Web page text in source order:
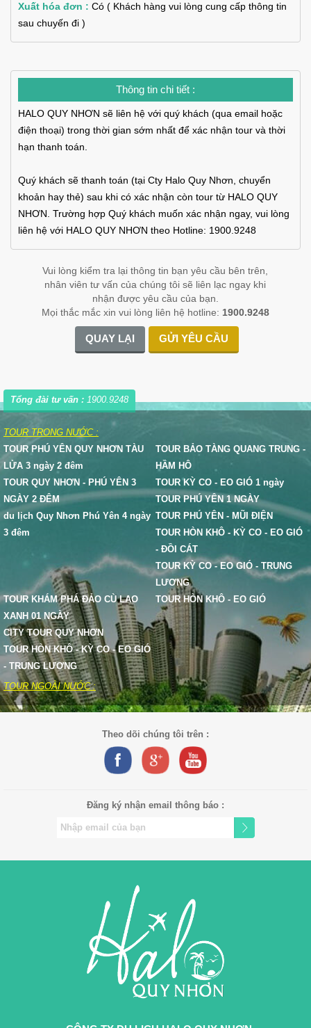
Xuất hóa đơn : Có ( Khách hàng vui lòng cung cấp thông tin
sau chuyến đi )
Thông tin chi tiết :
HALO QUY NHƠN sẽ liên hệ với quý khách (qua email hoặc
điện thoại) trong thời gian sớm nhất để xác nhận tour và thời
hạn thanh toán.
Quý khách sẽ thanh toán (tại Cty Halo Quy Nhơn, chuyển
khoản hay thẻ) sau khi có xác nhận còn tour từ HALO QUY
NHƠN. Trường hợp Quý khách muốn xác nhận ngay, vui lòng
liên hệ với HALO QUY NHƠN theo Hotline: 1900.9248
Vui lòng kiểm tra lại thông tin bạn yêu cầu bên trên,
nhân viên tư vấn của chúng tôi sẽ liên lạc ngay khi
nhận được yêu cầu của bạn.
Mọi thắc mắc xin vui lòng liên hệ hotline: 1900.9248
QUAY LẠI GỬI YÊU CẦU
Tổng đài tư vấn : 1900.9248
TOUR TRONG NƯỚC :
TOUR PHÚ YÊN QUY NHƠN TÀU
LỬA 3 ngày 2 đêm
TOUR QUY NHƠN - PHÚ YÊN 3
NGÀY 2 ĐÊM
du lịch Quy Nhơn Phú Yên 4 ngày
3 đêm
TOUR BẢO TÀNG QUANG TRUNG -
HẦM HÔ
TOUR KỲ CO - EO GIÓ 1 ngày
TOUR PHÚ YÊN 1 NGÀY
TOUR PHÚ YÊN - MŨI ĐIỆN
TOUR HÒN KHÔ - KỲ CO - EO GIÓ
- ĐỒI CÁT
TOUR KỲ CO - EO GIÓ - TRUNG
LƯƠNG
TOUR KHÁM PHÁ ĐẢO CÙ LAO
XANH 01 NGÀY
CITY TOUR QUY NHƠN
TOUR HÒN KHÔ - KỲ CO - EO GIÓ
- TRUNG LƯƠNG
TOUR HÒN KHÔ - EO GIÓ
TOUR NGOÀI NƯỚC :
Theo dõi chúng tôi trên :
Đăng ký nhận email thông báo :